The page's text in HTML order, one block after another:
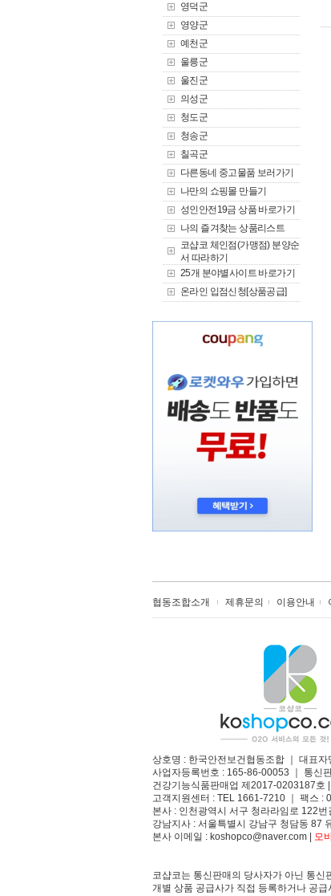
영덕군
영양군
예천군
울릉군
울진군
의성군
청도군
청송군
칠곡군
다른동네 중고물품 보러가기
나만의 쇼핑몰 만들기
성인안전19금 상품 바로가기
나의 즐겨찾는 상품리스트
코샵코 체인점(가맹점) 분양순
서 따라하기
25개 분야별사이트 바로가기
온라인 입점신청[상품공급]
협동조합소개 제휴문의 이용안내
상호명 : 한국안전보건협동조합 ｜ 대표
사업자등록번호 : 165-86-00053 ｜ 통신
건강기능식품판매업 제2017-0203187
고객지원센터 : TEL 1661-7210 ｜ 팩스 :
본사 : 인천광역시 서구 청라라임로 122번
강남지사 : 서울특별시 강남구 청담동 87
본사 이메일 : koshopco@naver.com | 모
코샵코는 통신판매의 당사자가 아닌 통
개별 상품 공급사가 직접 등록하거나 공